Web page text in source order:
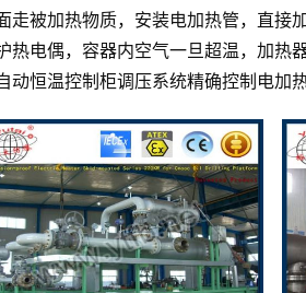
走被加热物质，安装电加热管，直接
热电偶，容器内空气一旦超温，加热
动恒温控制柜调压系统精确控制电加